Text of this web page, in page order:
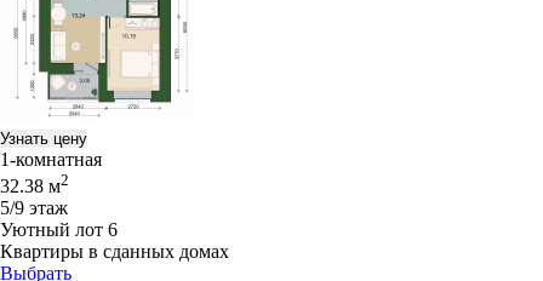
Узнать цену
1-комнатная
32.38 м2
5/9 этаж
Уютный лот 6
Квартиры в сданных домах
Выбрать